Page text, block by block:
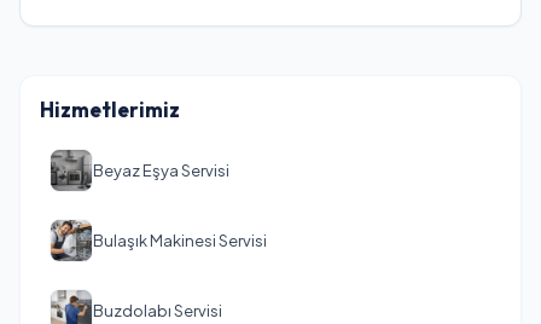
Hizmetlerimiz
Beyaz Eşya Servisi
Bulaşık Makinesi Servisi
Buzdolabı Servisi